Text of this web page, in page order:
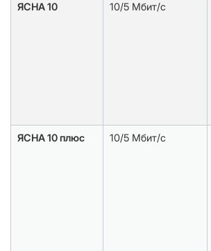
ЯСНА 10 10/5 Мбит/с
ЯСНА 10 плюс 10/5 Мбит/с